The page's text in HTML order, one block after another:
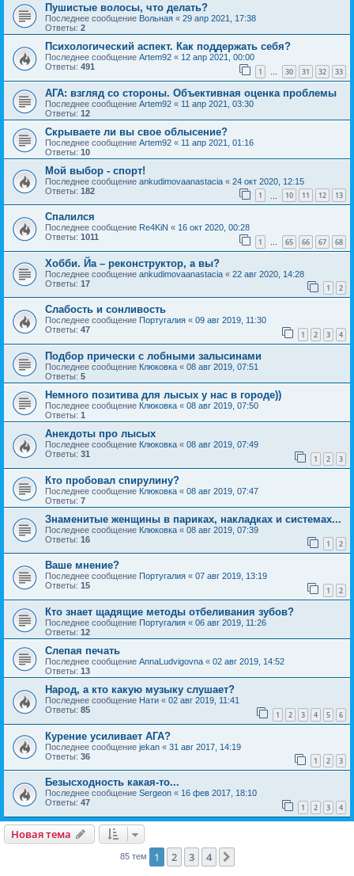
Пушистые волосы, что делать?
Последнее сообщение Вольная « 29 апр 2021, 17:38
Ответы: 2
Психологический аспект. Как поддержать себя?
Последнее сообщение Artem92 « 12 апр 2021, 00:00
Ответы: 491 1 … 30 31 32 33
АГА: взгляд со стороны. Объективная оценка проблемы
Последнее сообщение Artem92 « 11 апр 2021, 03:30
Ответы: 12
Скрываете ли вы свое облысение?
Последнее сообщение Artem92 « 11 апр 2021, 01:16
Ответы: 10
Мой выбор - спорт!
Последнее сообщение ankudimovaanastacia « 24 окт 2020, 12:15
Ответы: 182 1 10 11 12 13
Спалился
Последнее сообщение Re4KiN « 16 окт 2020, 00:28
Ответы: 1011 1 … 65 66 67 68
Хобби. Йа – реконструктор, а вы?
Последнее сообщение ankudimovaanastacia « 22 авг 2020, 14:28
Ответы: 17 1 2
Слабость и сонливость
Последнее сообщение Португалия « 09 авг 2019, 11:30
Ответы: 47 1 2 3 4
Подбор прически с лобными залысинами
Последнее сообщение Клюковка « 08 авг 2019, 07:51
Ответы: 5
Немного позитива для лысых у нас в городе))
Последнее сообщение Клюковка « 08 авг 2019, 07:50
Ответы: 1
Анекдоты про лысых
Последнее сообщение Клюковка « 08 авг 2019, 07:49
Ответы: 31 1 2 3
Кто пробовал спирулину?
Последнее сообщение Клюковка « 08 авг 2019, 07:47
Ответы: 7
Знаменитые женщины в париках, накладках и системах...
Последнее сообщение Клюковка « 08 авг 2019, 07:39
Ответы: 16 1 2
Ваше мнение?
Последнее сообщение Португалия « 07 авг 2019, 13:19
Ответы: 15 1 2
Кто знает щадящие методы отбеливания зубов?
Последнее сообщение Португалия « 06 авг 2019, 11:26
Ответы: 12
Слепая печать
Последнее сообщение AnnaLudvigovna « 02 авг 2019, 14:52
Ответы: 13
Народ, а кто какую музыку слушает?
Последнее сообщение Нати « 02 авг 2019, 11:41
Ответы: 85 1 2 3 4 5 6
Курение усиливает АГА?
Последнее сообщение jekan « 31 авг 2017, 14:19
Ответы: 36 1 2 3
Безысходность какая-то...
Последнее сообщение Sergeon « 16 фев 2017, 18:10
Ответы: 47 1 2 3 4
Новая тема
85 тем 1 2 3 4